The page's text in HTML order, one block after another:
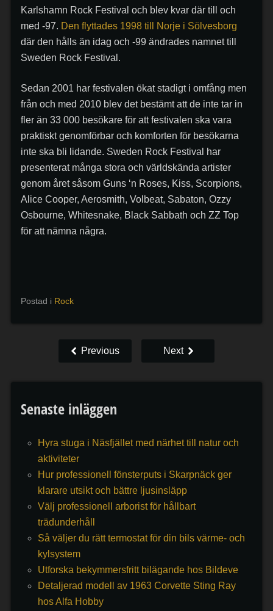
Karlshamn Rock Festival och blev kvar där till och
med -97. Den flyttades 1998 till Norje i Sölvesborg
där den hålls än idag och -99 ändrades namnet till
Sweden Rock Festival.
Sedan 2001 har festivalen ökat stadigt i omfång men
från och med 2010 blev det bestämt att de inte tar in
fler än 33 000 besökare för att festivalen ska vara
praktiskt genomförbar och komforten för besökarna
inte ska bli lidande. Sweden Rock Festival har
presenterat många stora och världskända artister
genom året såsom Guns ‘n Roses, Kiss, Scorpions,
Alice Cooper, Aerosmith, Volbeat, Sabaton, Ozzy
Osbourne, Whitesnake, Black Sabbath och ZZ Top
för att nämna några.
Postad i Rock
Previous Next
Senaste inläggen
Hyra stuga i Näsfjället med närhet till natur och
aktiviteter
Hur professionell fönsterputs i Skarpnäck ger
klarare utsikt och bättre ljusinsläpp
Välj professionell arborist för hållbart
trädunderhåll
Så väljer du rätt termostat för din bils värme- och
kylsystem
Utforska bekymmersfritt bilägande hos Bildeve
Detaljerad modell av 1963 Corvette Sting Ray
hos Alfa Hobby